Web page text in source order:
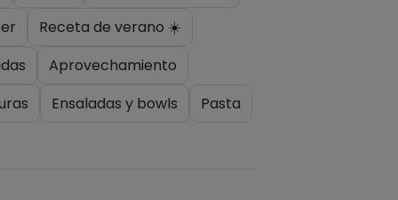
Receta de verano ☀️
Aprovechamiento
Ensaladas y bowls Pasta